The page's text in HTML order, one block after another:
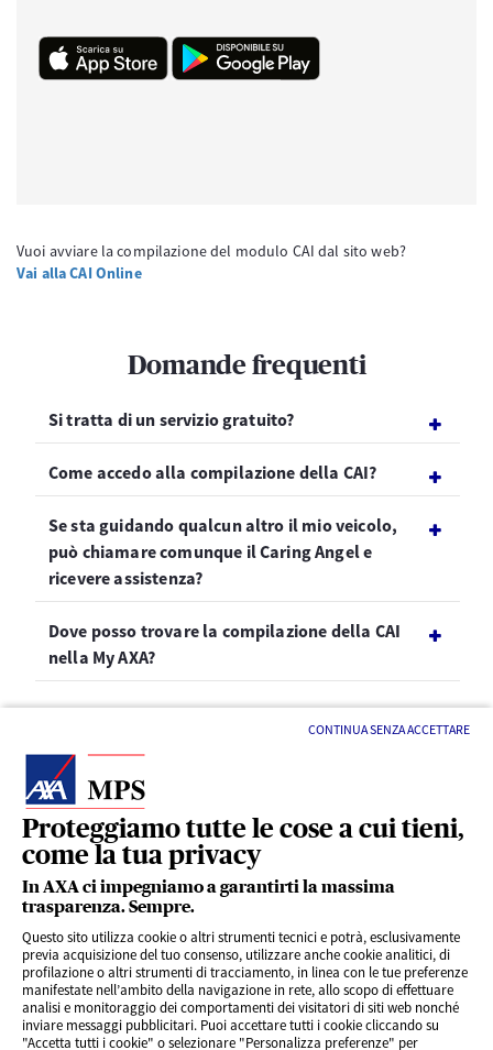
Proteggiamo tutte le cose a cui tieni,
come la tua privacy
In AXA ci impegniamo a garantirti la massima
trasparenza. Sempre.
Questo sito utilizza cookie o altri strumenti tecnici e potrà, esclusivamente
previa acquisizione del tuo consenso, utilizzare anche cookie analitici, di
profilazione o altri strumenti di tracciamento, in linea con le tue preferenze
manifestate nell’ambito della navigazione in rete, allo scopo di effettuare
analisi e monitoraggio dei comportamenti dei visitatori di siti web nonché
inviare messaggi pubblicitari. Puoi accettare tutti i cookie cliccando su
"Accetta tutti i cookie" o selezionare "Personalizza preferenze" per
CONTINUA SENZA ACCETTARE
Download APP iOS da Apple StoreDownload APP Android da Play Store
Vuoi avviare la compilazione del modulo CAI dal sito web?
Vai alla CAI Online
Domande frequenti
Si tratta di un servizio gratuito?
Come accedo alla compilazione della CAI?
Se sta guidando qualcun altro il mio veicolo,
può chiamare comunque il Caring Angel e
ricevere assistenza?
Dove posso trovare la compilazione della CAI
nella My AXA?
LINK UTILI
SERVIZI AL CLIENTE
CHI SIAMO